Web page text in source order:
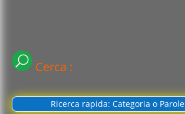
Cerca :
Ricerca rapida: Categoria o Parole